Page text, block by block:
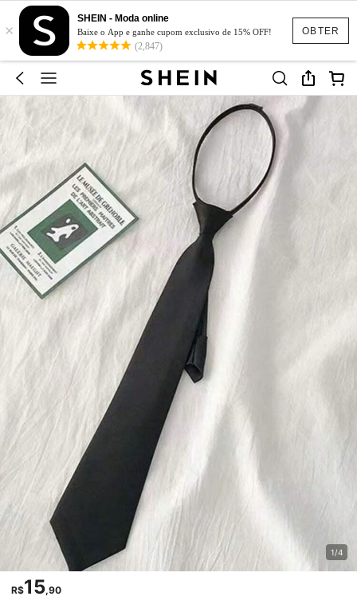
OBTER
×
SHEIN - Moda online
Baixe o App e ganhe cupom exclusivo de 15% OFF!
(2,847)
1/4
R$15,90